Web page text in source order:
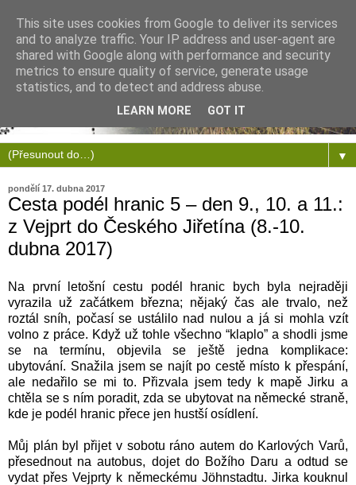
▼
pondělí 17. dubna 2017
Cesta podél hranic 5 – den 9., 10. a 11.:
z Vejprt do Českého Jiřetína (8.-10.
dubna 2017)
Na první letošní cestu podél hranic bych byla nejraději
vyrazila už začátkem března; nějaký čas ale trvalo, než
roztál sníh, počasí se ustálilo nad nulou a já si mohla vzít
volno z práce. Když už tohle všechno “klaplo” a shodli jsme
se na termínu, objevila se ještě jedna komplikace:
ubytování. Snažila jsem se najít po cestě místo k přespání,
ale nedařilo se mi to. Přizvala jsem tedy k mapě Jirku a
chtěla se s ním poradit, zda se ubytovat na německé straně,
kde je podél hranic přece jen hustší osídlení.
Můj plán byl přijet v sobotu ráno autem do Karlových Varů,
přesednout na autobus, dojet do Božího Daru a odtud se
vydat přes Vejprty k německému Jöhnstadtu. Jirka kouknul
This site uses cookies from Google to deliver its services
and to analyze traffic. Your IP address and user-agent are
shared with Google along with performance and security
metrics to ensure quality of service, generate usage
statistics, and to detect and address abuse.
LEARN MORE GOT IT